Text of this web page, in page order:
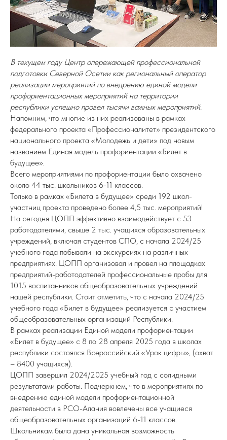
В текущем году Центр опережающей профессиональной
подготовки Северной Осетии как региональный оператор
реализации мероприятий по внедрению единой модели
профориентационных мероприятий на территории
республики успешно провел тысячи важных мероприятий.
Напомним, что многие из них реализованы в рамках
федерального проекта «Профессионалитет» президентского
национального проекта «Молодежь и дети» под новым
названием Единая модель профориентации «Билет в
будущее».
Всего мероприятиями по профориентации было охвачено
около 44 тыс. школьников 6-11 классов.
Только в рамках «Билета в будущее» среди 192 школ-
участниц проекта проведено более 4,5 тыс. мероприятий!
На сегодня ЦОПП эффективно взаимодействует с 53
работодателями, свыше 2 тыс. учащихся образовательных
учреждений, включая студентов СПО, с начала 2024/25
учебного года побывали на экскурсиях на различных
предприятиях. ЦОПП организовал и провел на площадках
предприятий-работодателей профессиональные пробы для
1015 воспитанников общеобразовательных учреждений
нашей республики. Стоит отметить, что с начала 2024/25
учебного года «Билет в будущее» реализуется с участием
общеобразовательных организаций Республики.
В рамках реализации Единой модели профориентации
«Билет в будущее» с 8 по 28 апреля 2025 года в школах
республики состоялся Всероссийский «Урок цифры», (охват
– 8400 учащихся).
ЦОПП завершил 2024/2025 учебный год с солидными
результатами работы. Подчеркнем, что в мероприятиях по
внедрению единой модели профориентационной
деятельности в РСО-Алания вовлечены все учащиеся
общеобразовательных организаций 6-11 классов.
Школьникам была дана уникальная возможность